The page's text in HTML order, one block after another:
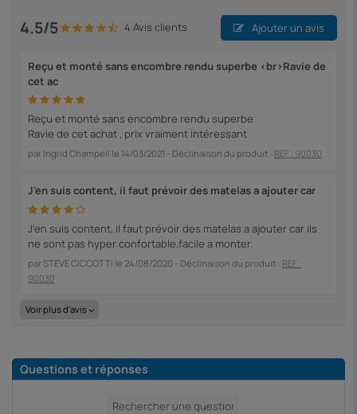
4.5/5 4 Avis clients Ajouter un avis
Reçu et monté sans encombre rendu superbe <br>Ravie de
cet ac
Reçu et monté sans encombre rendu superbe
Ravie de cet achat , prix vraiment intéressant
par Ingrid Champeil le 14/03/2021 - Déclinaison du produit : REF : 90030
J'en suis content, il faut prévoir des matelas a ajouter car
J'en suis content, il faut prévoir des matelas a ajouter car ils
ne sont pas hyper confortable.facile a monter.
par STEVE CICCOTTI le 24/08/2020 - Déclinaison du produit : REF :
90030
Voir plus d'avis
Questions et réponses